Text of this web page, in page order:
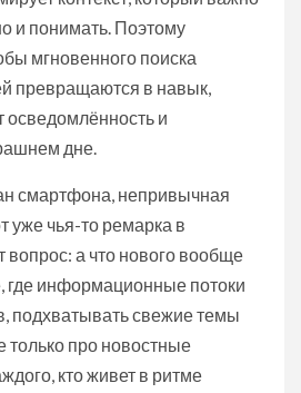
и понимать. Поэтому
мгновенного поиска
превращаются в навык,
осведомлённость и
дне.
смартфона, непривычная
уже чья-то ремарка в
вопрос: а что нового вообще
где информационные потоки
подхватывать свежие темы
только про новостные
кто живет в ритме